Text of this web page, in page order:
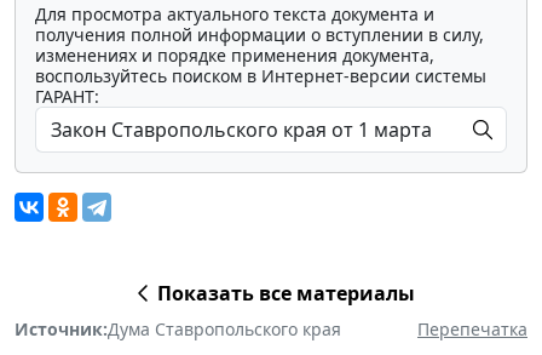
Для просмотра актуального текста документа и
получения полной информации о вступлении в силу,
изменениях и порядке применения документа,
воспользуйтесь поиском в Интернет-версии системы
ГАРАНТ:
Показать все материалы
Источник:Дума Ставропольского края Перепечатка